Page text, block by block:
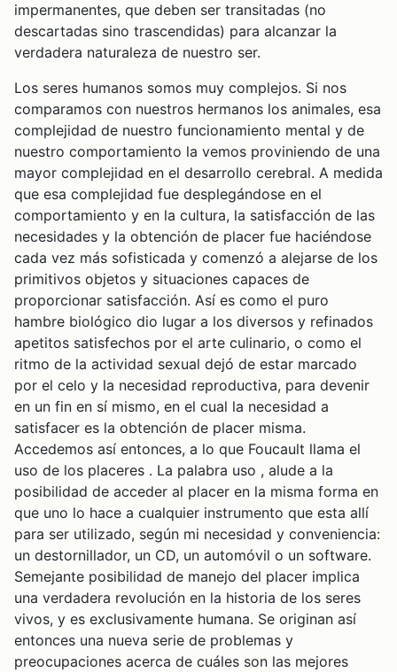
impermanentes, que deben ser transitadas (no
descartadas sino trascendidas) para alcanzar la
verdadera naturaleza de nuestro ser.
Los seres humanos somos muy complejos. Si nos
comparamos con nuestros hermanos los animales, esa
complejidad de nuestro funcionamiento mental y de
nuestro comportamiento la vemos proviniendo de una
mayor complejidad en el desarrollo cerebral. A medida
que esa complejidad fue desplegándose en el
comportamiento y en la cultura, la satisfacción de las
necesidades y la obtención de placer fue haciéndose
cada vez más sofisticada y comenzó a alejarse de los
primitivos objetos y situaciones capaces de
proporcionar satisfacción. Así es como el puro
hambre biológico dio lugar a los diversos y refinados
apetitos satisfechos por el arte culinario, o como el
ritmo de la actividad sexual dejó de estar marcado
por el celo y la necesidad reproductiva, para devenir
en un fin en sí mismo, en el cual la necesidad a
satisfacer es la obtención de placer misma.
Accedemos así entonces, a lo que Foucault llama el
uso de los placeres . La palabra uso , alude a la
posibilidad de acceder al placer en la misma forma en
que uno lo hace a cualquier instrumento que esta allí
para ser utilizado, según mi necesidad y conveniencia:
un destornillador, un CD, un automóvil o un software.
Semejante posibilidad de manejo del placer implica
una verdadera revolución en la historia de los seres
vivos, y es exclusivamente humana. Se originan así
entonces una nueva serie de problemas y
preocupaciones acerca de cuáles son las mejores